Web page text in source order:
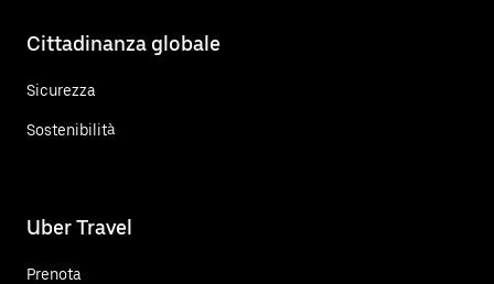
Cittadinanza globale
Sicurezza
Sostenibilità
Uber Travel
Prenota